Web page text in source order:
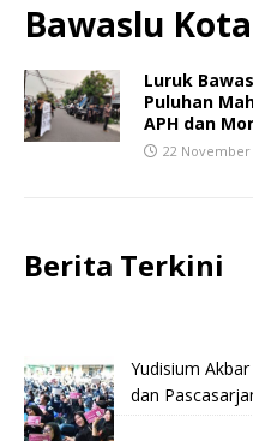
Bawaslu
Luruk
Puluhan
APH dan
22 November
Berita Terkini
Yudisium
dan